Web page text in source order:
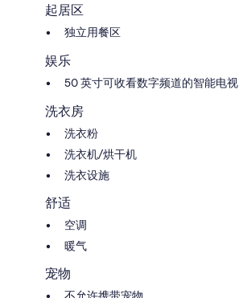
起居区
独立用餐区
娱乐
50 英寸可收看数字频道的智能电视
洗衣房
洗衣粉
洗衣机/烘干机
洗衣设施
舒适
空调
暖气
宠物